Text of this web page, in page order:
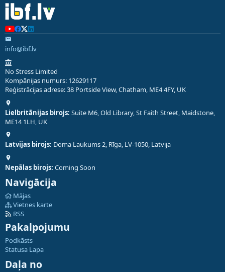
info@ibf.lv
No Stress Limited
Kompānijas numurs: 12629117
Reģistrācijas adrese: 38 Portside View, Chatham, ME4 4FY, UK
Lielbritānijas birojs: Suite M6, Old Library, St Faith Street, Maidstone,
ME14 1LH, UK
Latvijas birojs: Doma Laukums 2, Rīga, LV-1050, Latvija
Nepālas birojs: Coming Soon
Navigācija
Mājas
Vietnes karte
RSS
Pakalpojumu
Podkāsts
Statusa Lapa
Daļa no